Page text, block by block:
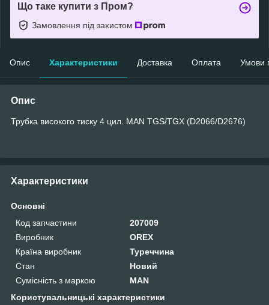
Що таке купити з Пром?
Замовлення під захистом
Опис Характеристики Доставка Оплата Умови
Опис
Трубка високого тиску 4 цил. MAN TGS/TGX (D2066/D2676)
Характеристики
Основні
Код запчастини
207009
Виробник
OREX
Країна виробник
Туреччина
Стан
Новий
Сумісність з маркою
MAN
Користувальницькі характеристики